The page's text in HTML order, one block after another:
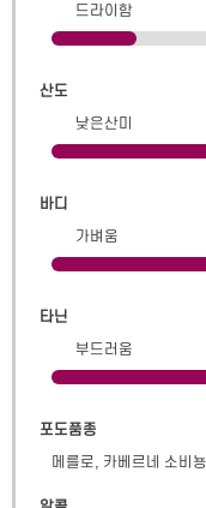
드라이함
산도
낮은산미
바디
가벼움
타닌
부드러움
포도품종
메를로, 카베르네 소비